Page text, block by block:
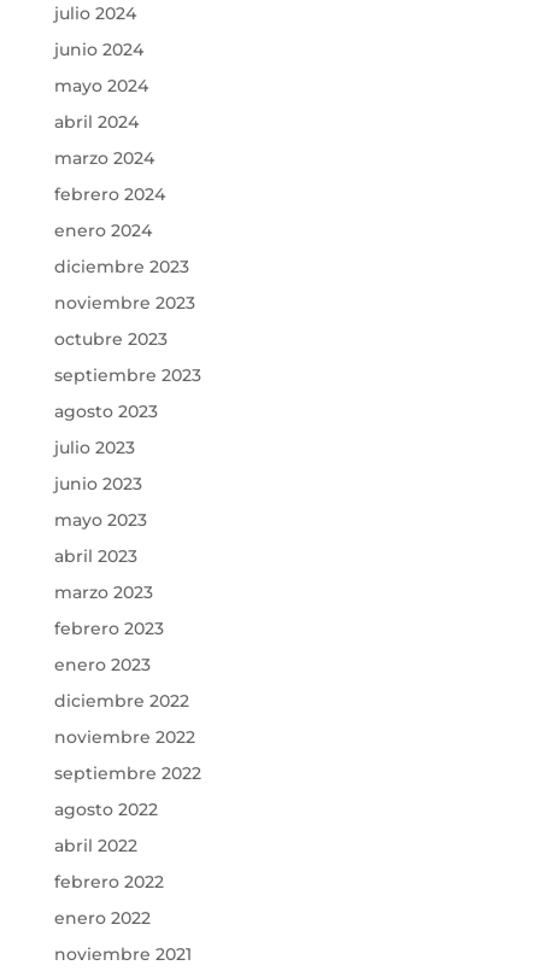
julio 2024
junio 2024
mayo 2024
abril 2024
marzo 2024
febrero 2024
enero 2024
diciembre 2023
noviembre 2023
octubre 2023
septiembre 2023
agosto 2023
julio 2023
junio 2023
mayo 2023
abril 2023
marzo 2023
febrero 2023
enero 2023
diciembre 2022
noviembre 2022
septiembre 2022
agosto 2022
abril 2022
febrero 2022
enero 2022
noviembre 2021